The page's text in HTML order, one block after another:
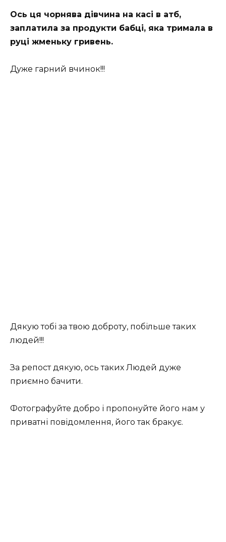
Ось ця чорнява дівчина на касі в атб,
заплатила за продукти бабці, яка тримала в
руці жменьку гривень.
Дуже гарний вчинок!!!
Дякую тобі за твою доброту, побільше таких
людей!!!
За репост дякую, ось таких Людей дуже
приємно бачити.
Фотографуйте добро і пропонуйте його нам у
приватні повідомлення, його так бракує.